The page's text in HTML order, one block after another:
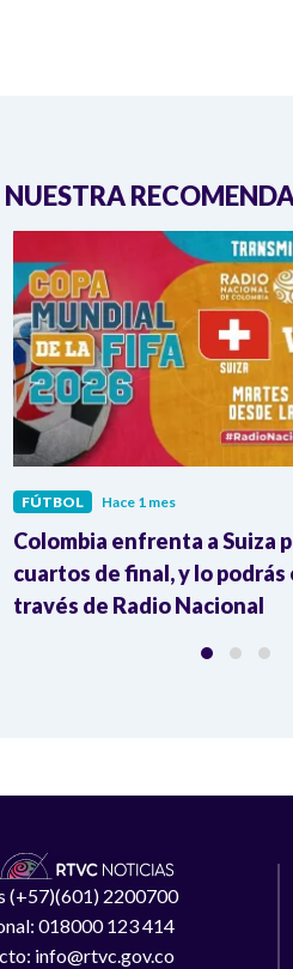
NUESTRA
FÚTBOL Hace 1 mes
Colombia enfrenta a Suiza
cuartos de final, y lo podrás
través de Radio Nacional
(+57)(601) 2200700
018000 123 414
info@rtvc.gov.co